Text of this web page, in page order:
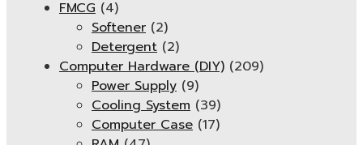
FMCG (4)
Softener (2)
Detergent (2)
Computer Hardware (DIY) (209)
Power Supply (9)
Cooling System (39)
Computer Case (17)